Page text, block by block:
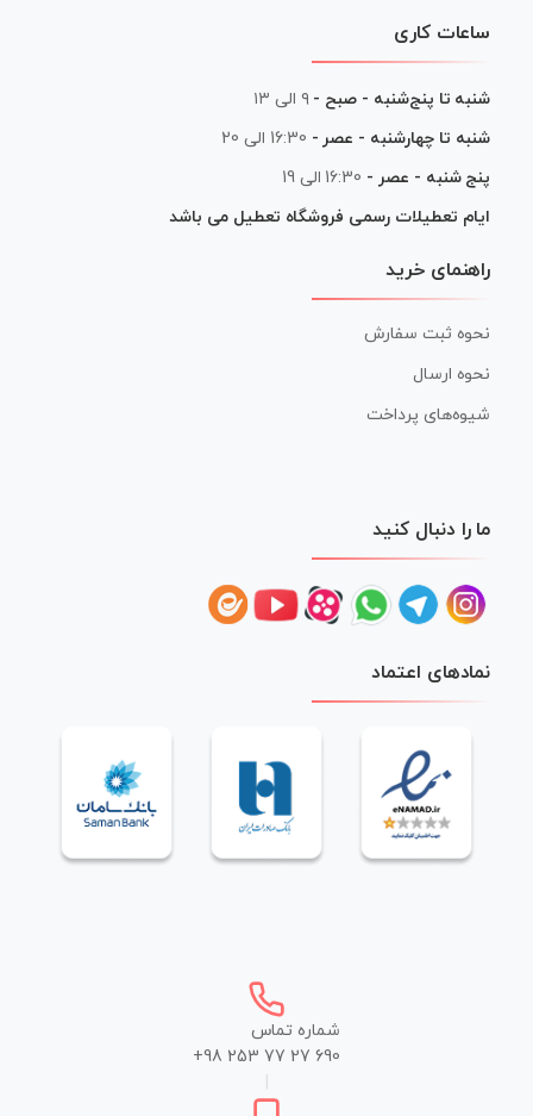
ساعات کاری
شنبه تا پنج‌شنبه - صبح - ۹ الی ۱۳
شنبه تا چهارشنبه - عصر - 16:30 الی 20
پنج شنبه - عصر - 16:30 الی 19
ایام تعطیلات رسمی فروشگاه تعطیل می باشد
راهنمای خرید
نحوه ثبت سفارش
نحوه ارسال
شیوه‌های پرداخت
ما را دنبال کنید
نمادهای اعتماد
شماره تماس
+98 253 77 27 690